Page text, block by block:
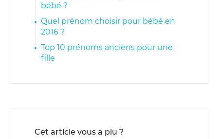
bébé ?
Quel prénom choisir pour bébé en
2016 ?
Top 10 prénoms anciens pour une
fille
Cet article vous a plu ?